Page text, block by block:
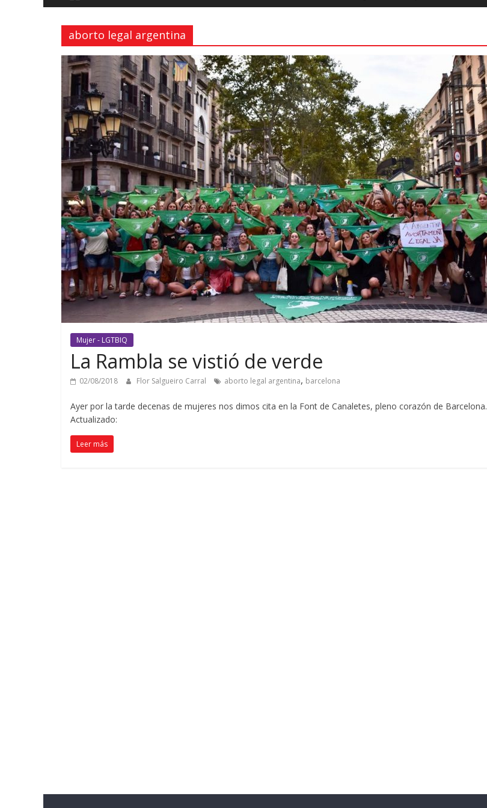
Libertad
aborto legal argentina
Mujer - LGTBIQ
La Rambla se vistió de verde
02/08/2018 Flor Salgueiro Carral aborto legal argentina, barcelona
Ayer por la tarde decenas de mujeres nos dimos cita en la Font de Canaletes, pleno corazón de Barcelona.
Actualizado:
Leer más